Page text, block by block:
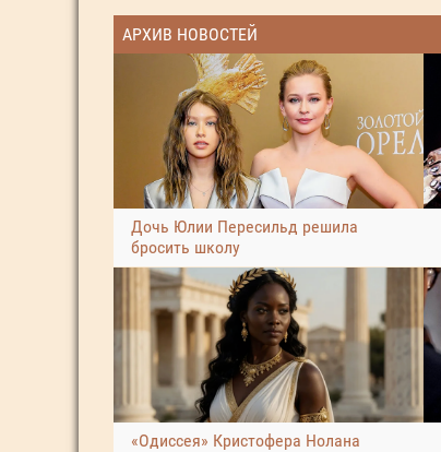
АРХИВ НОВОСТЕЙ
Дочь Юлии Пересильд решила
бросить школу
«Одиссея» Кристофера Нолана